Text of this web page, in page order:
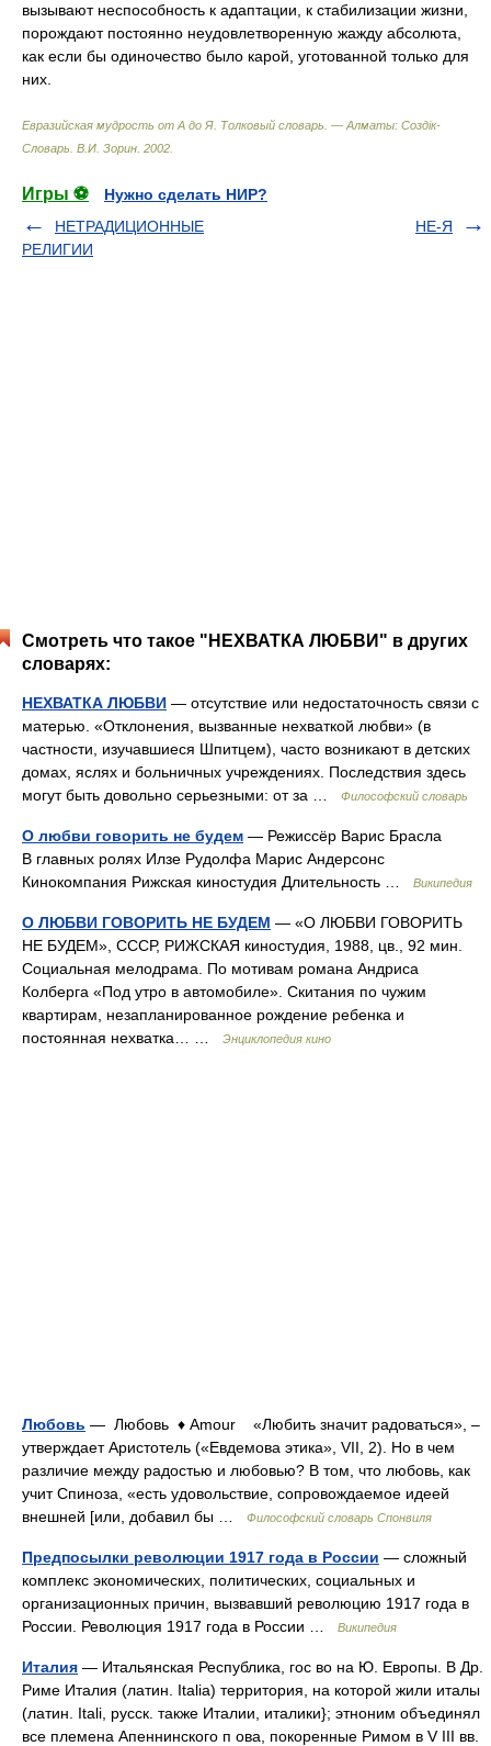
вызывают неспособность к адаптации, к стабилизации жизни,
порождают постоянно неудовлетворенную жажду абсолюта,
как если бы одиночество было карой, уготованной только для
них.
Евразийская мудрость от А до Я. Толковый словарь. — Алматы: Создiк-
Словарь В.И. Зорин 2002
Игры ⚽
Нужно сделать НИР?
НЕТРАДИЦИОННЫЕ
РЕЛИГИИ
НЕ-Я
Смотреть что такое "НЕХВАТКА ЛЮБВИ" в других
словарях:
НЕХВАТКА ЛЮБВИ — отсутствие или недостаточность связи с
матерью. «Отклонения, вызванные нехваткой любви» (в
частности, изучавшиеся Шпитцем), часто возникают в детских
домах, яслях и больничных учреждениях. Последствия здесь
могут быть довольно серьезными: от за …
Философский словарь
О любви говорить не будем — Режиссёр Варис Брасла
В главных ролях Илзе Рудолфа Марис Андерсонс
Кинокомпания Рижская киностудия Длительность …
Википедия
О ЛЮБВИ ГОВОРИТЬ НЕ БУДЕМ — «О ЛЮБВИ ГОВОРИТЬ
НЕ БУДЕМ», СССР, РИЖСКАЯ киностудия, 1988, цв., 92 мин.
Социальная мелодрама. По мотивам романа Андриса
Колберга «Под утро в автомобиле». Скитания по чужим
квартирам, незапланированное рождение ребенка и
постоянная нехватка… …
Энциклопедия кино
Любовь — Любовь ♦ Amour «Любить значит радоваться», –
утверждает Аристотель («Евдемова этика», VII, 2). Но в чем
различие между радостью и любовью? В том, что любовь, как
учит Спиноза, «есть удовольствие, сопровождаемое идеей
внешней [или, добавил бы …
Философский словарь Спонвиля
Предпосылки революции 1917 года в России — сложный
комплекс экономических, политических, социальных и
организационных причин, вызвавший революцию 1917 года в
России. Революция 1917 года в России …
Википедия
Италия — Итальянская Республика, гос во на Ю. Европы. В Др.
Риме Италия (латин. Italia) территория, на которой жили италы
(латин. Itali, русск. также Италии, италики}; этноним объединял
все племена Апеннинского п ова, покоренные Римом в V III вв.